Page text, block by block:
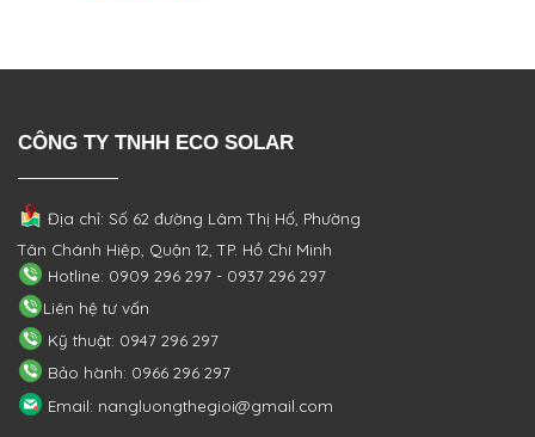
CÔNG TY TNHH ECO SOLAR
Địa chỉ: Số 62 đường Lâm Thị Hố, Phường
Tân Chánh Hiệp, Quận 12, TP. Hồ Chí Minh
Hotline: 0909 296 297 - 0937 296 297
Liên hệ tư vấn
Kỹ thuật: 0947 296 297
Bảo hành: 0966 296 297
Email: nangluongthegioi@gmail.com